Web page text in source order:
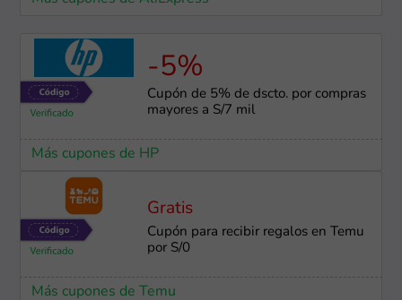
-5%
Cupón de 5% de dscto. por compras
mayores a S/7 mil
Más cupones de HP
Gratis
Cupón para recibir regalos en Temu
por S/0
Más cupones de Temu